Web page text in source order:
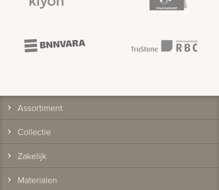
Assortiment
Collectie
Zakelijk
Materialen